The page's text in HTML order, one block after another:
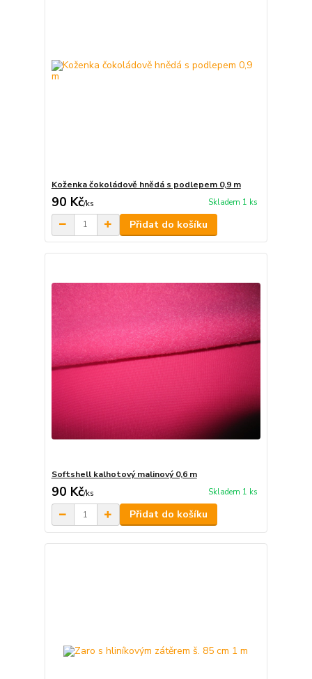
Koženka čokoládově hnědá s podlepem 0,9 m
90 Kč/ks Skladem 1 ks
Přidat do košíku
Softshell kalhotový malinový 0,6 m
90 Kč/ks Skladem 1 ks
Přidat do košíku